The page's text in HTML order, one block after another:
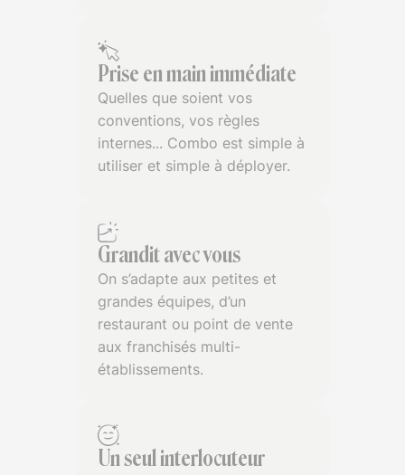
Prise en main immédiate
Quelles que soient vos
conventions, vos règles
internes... Combo est simple à
utiliser et simple à déployer.
Grandit avec vous
On s’adapte aux petites et
grandes équipes, d’un
restaurant ou point de vente
aux franchisés multi-
établissements.
Un seul interlocuteur